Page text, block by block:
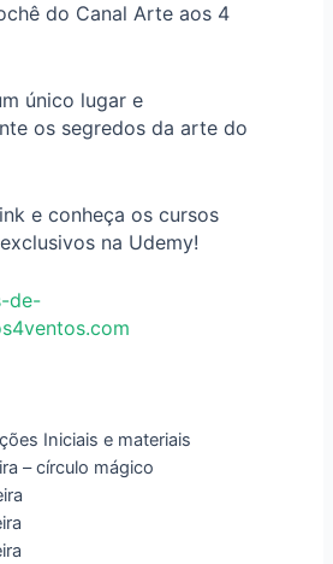
do Canal Arte aos 4
único lugar e
os segredos da arte do
e conheça os cursos
na Udemy!
de-
Iniciais e materiais
– círculo mágico